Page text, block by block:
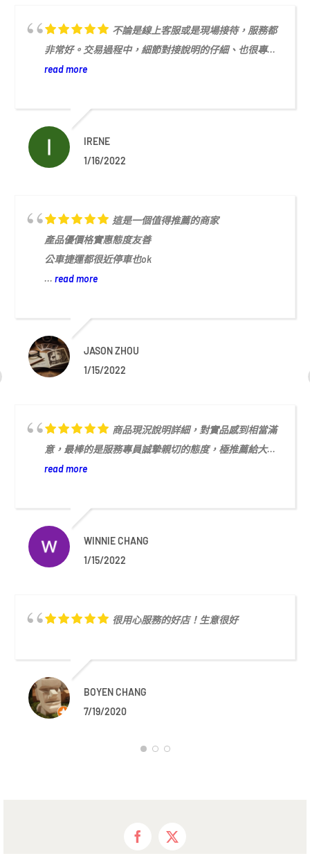
不論是線上客服或是現場接待，服務都
非常好。交易過程中，細節對接說明的仔細、也很專...
read more
IRENE
1/16/2022
這是一個值得推薦的商家
產品優價格實惠態度友善
公車捷運都很近停車也ok
... read more
JASON ZHOU
1/15/2022
商品現況說明詳細，對實品感到相當滿
意，最棒的是服務專員誠摯親切的態度，極推薦給大...
read more
WINNIE CHANG
1/15/2022
很用心服務的好店！生意很好
BOYEN CHANG
7/19/2020
Facebook
X